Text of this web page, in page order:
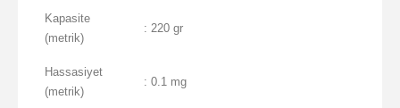
Kapasite
(metrik)
: 220 gr
Hassasiyet
(metrik)
: 0.1 mg